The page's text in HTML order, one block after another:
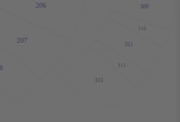
206
207
309
310
311
312
313